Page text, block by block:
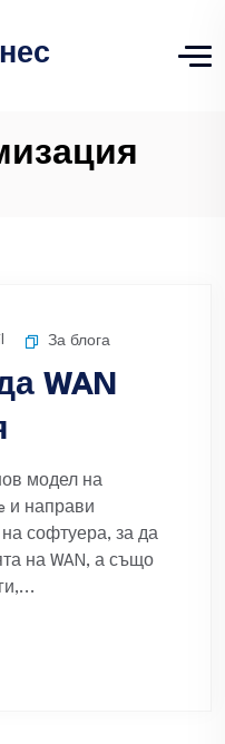
За блога
WAN
модел на
и направи
софтуера, за да
на WAN, а също